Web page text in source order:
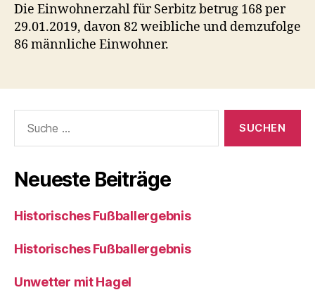
Die Einwohnerzahl für Serbitz betrug 168 per
29.01.2019, davon 82 weibliche und demzufolge
86 männliche Einwohner.
nach:
Neueste Beiträge
Historisches Fußballergebnis
Historisches Fußballergebnis
Unwetter mit Hagel